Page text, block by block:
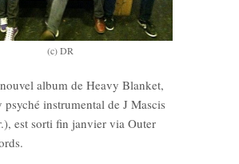
(c) DR
album de Heavy Blanket,
instrumental de J Mascis
est sorti fin janvier via Outer